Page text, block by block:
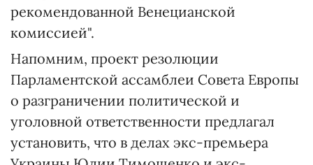
рекомендованной Венецианской
комиссией".
Напомним, проект резолюции
Парламентской ассамблеи Совета Европы
о разграничении политической и
уголовной ответственности предлагал
установить, что в делах экс-премьера